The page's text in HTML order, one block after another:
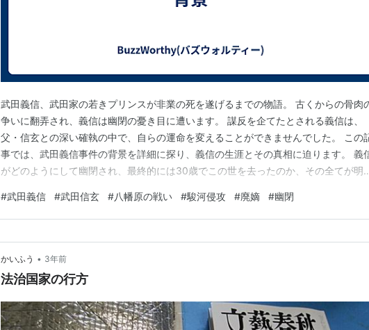
武田義信、武田家の若きプリンスが非業の死を遂げるまでの物語。 古くからの骨肉
争いに翻弄され、義信は幽閉の憂き目に遭います。 謀反を企てたとされる義信は、
父・信玄との深い確執の中で、自らの運命を変えることができませんでした。 この
事では、武田義信事件の背景を詳細に探り、義信の生涯とその真相に迫ります。 義
がどのようにして幽閉され、最終的には30歳でこの世を去ったのか、その全てが明
そして義信自身の運命に対する無力感が見え隠れします。 武田義信の生涯は、戦国時
代の権力と策謀、家族の絆と裏切りを象徴する、感動的かつ悲…
#武田義信 #武田信玄 #八幡原の戦い #駿河侵攻 #廃嫡 #幽閉
かいふう • 3年前
法治国家の行方